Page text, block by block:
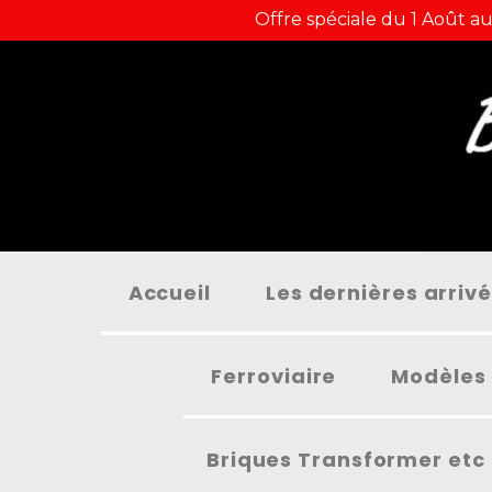
Offre spéciale du 1 Août
Accueil Les dernières
Ferroviaire Modèles
Briques Transformer etc